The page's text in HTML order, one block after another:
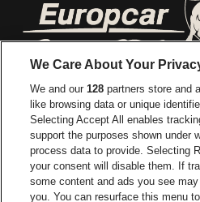
Ga naar de
Ga naar de
Ga naar de
Ga
We Care About Your
We and our128 partners store and
like browsing data or unique
Selecting Accept All enables
support the purposes shown under
process data to provide. Selecting
your consent will disable them. If
some content and ads you see
you. You can resurface this menu